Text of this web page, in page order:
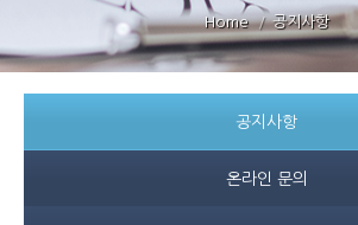
You are here: Home 공지사항
공지사항
온라인 문의